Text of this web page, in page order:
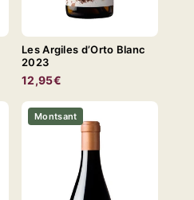
Les Argiles d’Orto Blanc
2023
12,95€
Montsant